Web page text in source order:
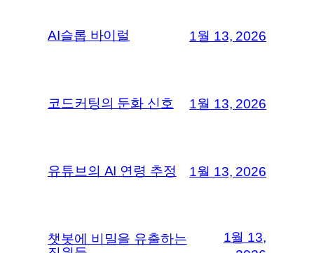
AI슬롭 바이럴 1월 13, 2026
코드커팅의 둔화 신호 1월 13, 2026
유튜브의 AI 연령 추정 1월 13, 2026
챗봇에 비밀을 유출하는
1월 13,